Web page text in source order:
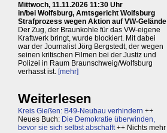
Mittwoch, 11.11.2026 11:30 Uhr
in/bei Wolfsburg, Amtsgericht Wolfsburg
Strafprozess wegen Aktion auf VW-Gelände
Der Zug, der Braunkohle für das VW-eigene
Kraftwerk bringt, wurde blockiert. Mit dabei
war der Journalist Jörg Bergstedt, der wegen
seinen kritischen Filmen bei der Justiz und
Polizei in Raum Braunschweig/Wolfsburg
verhasst ist. [mehr]
Weiterlesen
Kreis Gießen: B49-Neubau verhindern ++
Neues Buch: Die Demokratie überwinden,
bevor sie sich selbst abschafft++ Nichts mehr